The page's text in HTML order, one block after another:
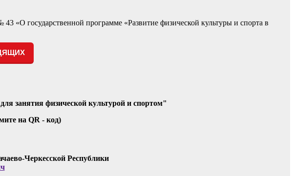
«О государственной программе «Развитие физической культуры и спорта в
занятия физической культурой и спортом"
на QR - код)